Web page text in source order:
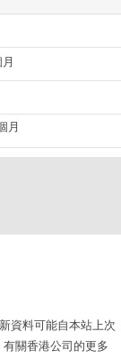
月
資料可能自本站上次
關香港公司的更多